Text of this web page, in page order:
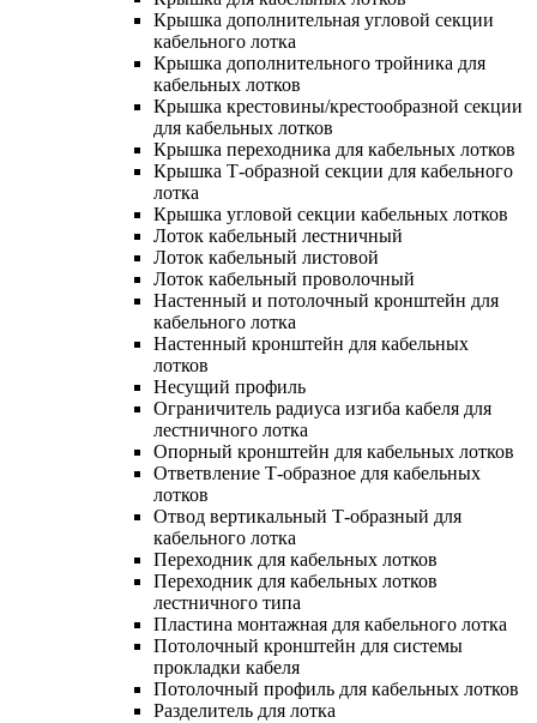
Крышка дополнительная угловой секции
кабельного лотка
Крышка дополнительного тройника для
кабельных лотков
Крышка крестовины/крестообразной секции
для кабельных лотков
Крышка переходника для кабельных лотков
Крышка Т-образной секции для кабельного
лотка
Крышка угловой секции кабельных лотков
Лоток кабельный лестничный
Лоток кабельный листовой
Лоток кабельный проволочный
Настенный и потолочный кронштейн для
кабельного лотка
Настенный кронштейн для кабельных
лотков
Несущий профиль
Ограничитель радиуса изгиба кабеля для
лестничного лотка
Опорный кронштейн для кабельных лотков
Ответвление Т-образное для кабельных
лотков
Отвод вертикальный Т-образный для
кабельного лотка
Переходник для кабельных лотков
Переходник для кабельных лотков
лестничного типа
Пластина монтажная для кабельного лотка
Потолочный кронштейн для системы
прокладки кабеля
Потолочный профиль для кабельных лотков
Разделитель для лотка